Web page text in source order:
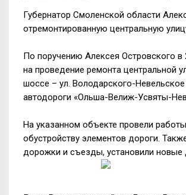
Губернатор Смоленской области
отремонтированную центральную
По поручению Алексея Островского в
на проведение ремонта центральной
шоссе – ул. Володарского-
автодороги «Ольша-Велиж-Усвяты-
На указанном объекте провели
обустройству элементов дороги.
дорожки и съезды, установили